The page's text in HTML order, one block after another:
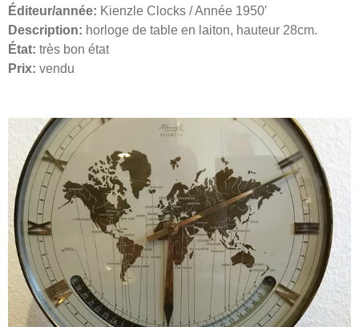
Éditeur/année: Kienzle Clocks / Année 1950′
Description: horloge de table en laiton, hauteur 28cm.
État: très bon état
Prix: vendu